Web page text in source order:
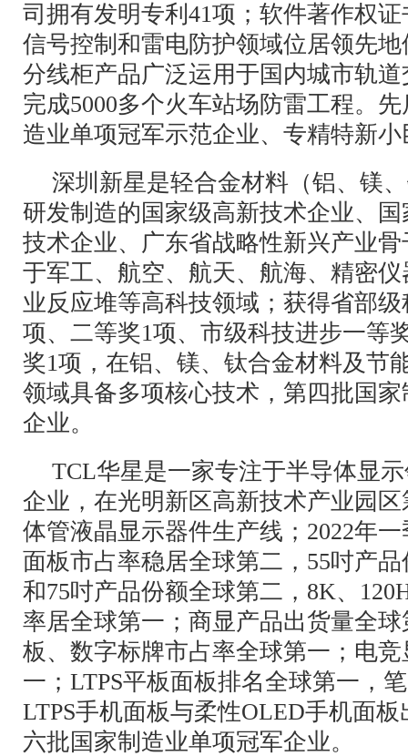
司拥有发明专利41项；软件著作权
信号控制和雷电防护领域位居领先
分线柜产品广泛运用于国内城市轨
完成5000多个火车站场防雷工程。
造业单项冠军示范企业、专精特新
深圳新星是轻合金材料（铝、镁
研发制造的国家级高新技术企业、
技术企业、广东省战略性新兴产业
于军工、航空、航天、航海、精密
业反应堆等高科技领域；获得省部
项、二等奖1项、市级科技进步一等
奖1项，在铝、镁、钛合金材料及节
领域具备多项核心技术，第四批国
企业。
TCL华星是一家专注于半导体显
企业，在光明新区高新技术产业园
体管液晶显示器件生产线；2022年
面板市占率稳居全球第二，55吋产
和75吋产品份额全球第二，8K、
率居全球第一；商显产品出货量全
板、数字标牌市占率全球第一；电
一；LTPS平板面板排名全球第一，
LTPS手机面板与柔性OLED手机面
六批国家制造业单项冠军企业。